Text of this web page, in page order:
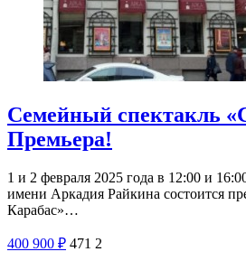
Семейный спектакль
Премьера!
1 и 2 февраля 2025 года в 12:00 и
имени Аркадия Райкина состоится
Карабас»…
400 900 ₽ 471 2